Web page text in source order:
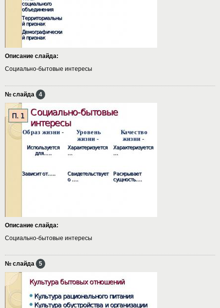
Описание слайда:
Социально-бытовые интересы
№ слайда 4
Описание слайда:
Социально-бытовые интересы
№ слайда 5